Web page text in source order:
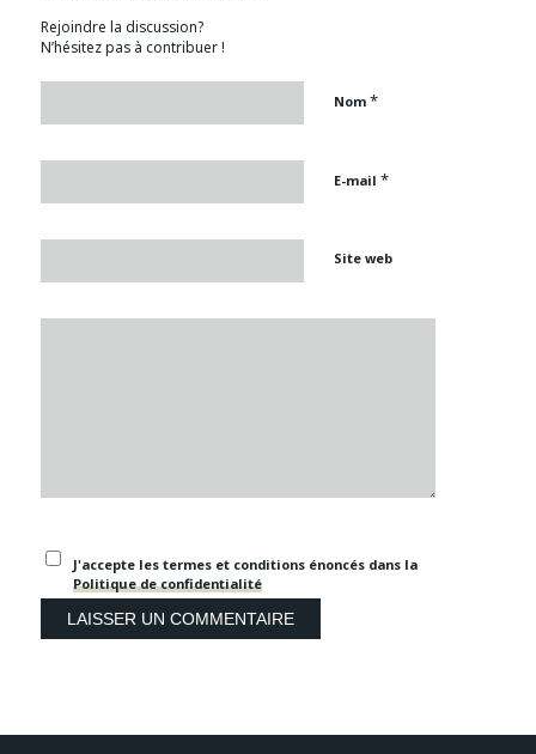
Rejoindre la discussion?
N’hésitez pas à contribuer !
Nom *
E-mail *
Site web
J'accepte les termes et conditions énoncés dans la
Politique de confidentialité